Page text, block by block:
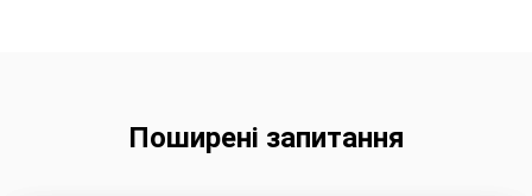
Поширені запитання